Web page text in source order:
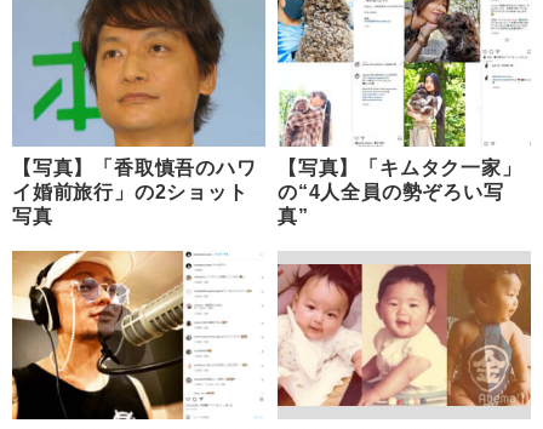
【写真】「香取慎吾のハワ
イ婚前旅行」の2ショット
写真
【写真】「キムタク一家」
の“4人全員の勢ぞろい写
真”